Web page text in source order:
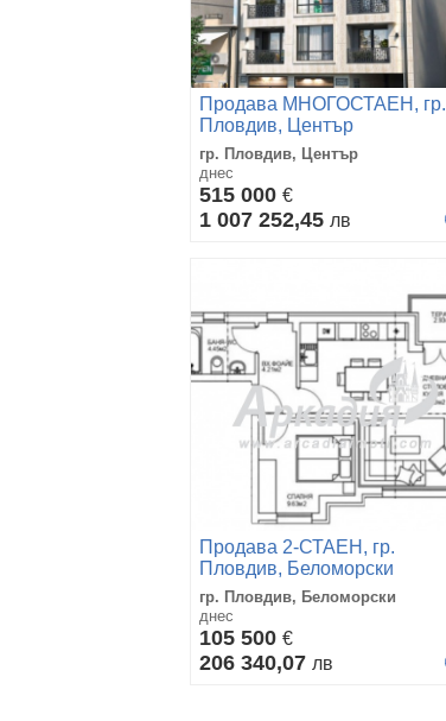
Продава МНОГОСТАЕН, гр.
Пловдив, Център
гр. Пловдив, Център
днес
515 000 €
1 007 252,45 лв
Продава 2-СТАЕН, гр.
Пловдив, Беломорски
гр. Пловдив, Беломорски
днес
105 500 €
206 340,07 лв